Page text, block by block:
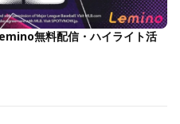
無料配信・ハイライト活